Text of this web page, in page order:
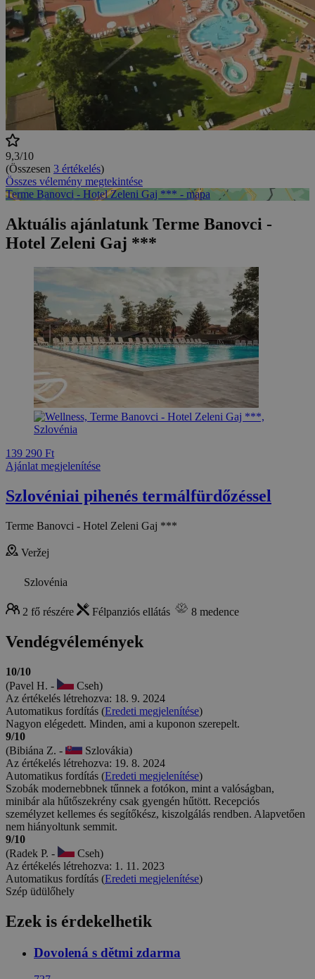
9,3/10
(Összesen 3 értékelés)
Összes vélemény megtekintése
Terme Banovci - Hotel Zeleni Gaj *** - mapa
Aktuális ajánlatunk Terme Banovci -
Hotel Zeleni Gaj ***
139 290 Ft
Ajánlat megjelenítése
Szlovéniai pihenés termálfürdőzéssel
Terme Banovci - Hotel Zeleni Gaj ***
Veržej
Szlovénia
2 fő részére Félpanziós ellátás 8 medence
Vendégvélemények
10/10
(Pavel H. -
Cseh)
Az értékelés létrehozva: 18. 9. 2024
Automatikus fordítás (Eredeti megjelenítése)
Nagyon elégedett. Minden, ami a kuponon szerepelt.
9/10
(Bibiána Z. -
Szlovákia)
Az értékelés létrehozva: 19. 8. 2024
Automatikus fordítás (Eredeti megjelenítése)
Szobák modernebbnek tűnnek a fotókon, mint a valóságban,
minibár ala hűtőszekrény csak gyengén hűtött. Recepciós
személyzet kellemes és segítőkész, kiszolgálás rendben. Alapvetően
nem hiányoltunk semmit.
9/10
(Radek P. -
Cseh)
Az értékelés létrehozva: 1. 11. 2023
Automatikus fordítás (Eredeti megjelenítése)
Szép üdülőhely
Ezek is érdekelhetik
Dovolená s dětmi zdarma